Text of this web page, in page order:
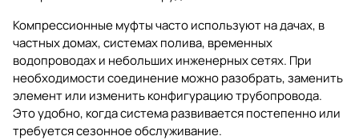
Компрессионные муфты часто используют на дачах, в
частных домах, системах полива, временных
водопроводах и небольших инженерных сетях. При
необходимости соединение можно разобрать, заменить
элемент или изменить конфигурацию трубопровода.
Это удобно, когда система развивается постепенно или
требуется сезонное обслуживание.